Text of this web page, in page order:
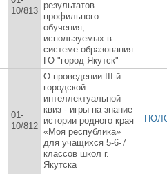
10/813
результатов
профильного
обучения,
используемых в
системе образования
ГО "город Якутск"
01-
10/812
O проведении III-й
городской
интеллектуальной
квиз - игры на знание
истории родного края
«Моя республика»
для учащихся 5-6-7
классов школ г.
Якутска